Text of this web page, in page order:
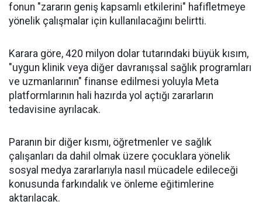
fonun "zararın geniş kapsamlı etkilerini" hafifletmeye
yönelik çalışmalar için kullanılacağını belirtti.
Karara göre, 420 milyon dolar tutarındaki büyük kısım,
"uygun klinik veya diğer davranışsal sağlık programları
ve uzmanlarının" finanse edilmesi yoluyla Meta
platformlarının hali hazırda yol açtığı zararların
tedavisine ayrılacak.
Paranın bir diğer kısmı, öğretmenler ve sağlık
çalışanları da dahil olmak üzere çocuklara yönelik
sosyal medya zararlarıyla nasıl mücadele edileceği
konusunda farkındalık ve önleme eğitimlerine
aktarılacak.